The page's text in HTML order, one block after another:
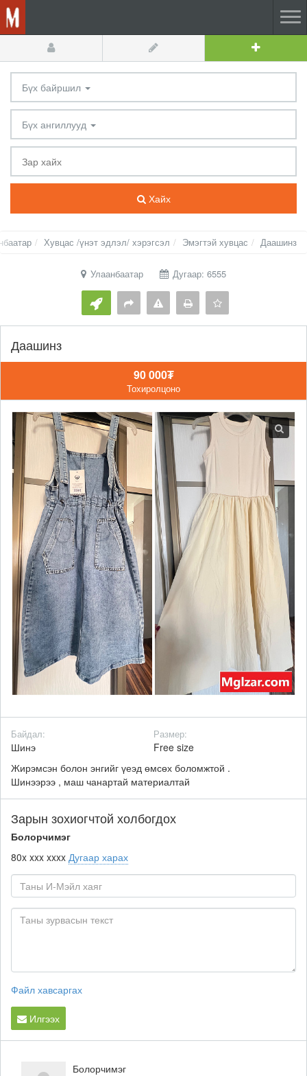
Бүх байршил
Бүх ангиллууд
Хайх
Хувцас /үнэт эдлэл/ хэрэгсэл Эмэгтэй хувцас Даашинз
Улаанбаатар Дугаар: 6555
Даашинз
90 000₮
Тохиролцоно
Байдал:
Шинэ
Размер:
Free size
Жирэмсэн болон энгийг үеэд өмсөх боломжтой .
Шинээрээ , маш чанартай материалтай
Зарын зохиогчтой холбогдох
Болорчимэг
80x xxx xxxx Дугаар харах
Файл хавсаргах
Илгээх
Болорчимэг